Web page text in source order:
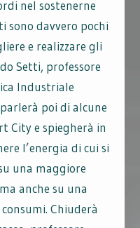
nel sostenerne
sono davvero pochi
e realizzare gli
Setti, professore
Industriale
poi di alcune
City e spiegherà in
l’energia di cui si
una maggiore
anche su una
Chiuderà